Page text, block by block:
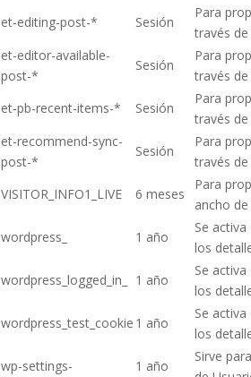
et-editing-post-*
Sesión
Para
través de
et-editor-available-
post-*
Sesión
Para
través de
et-pb-recent-items-*
Sesión
Para
través de
et-recommend-sync-
post-*
Sesión
Para
través de
VISITOR_INFO1_LIVE
6 meses
Para
ancho de
wordpress_
1 año
Se
los
wordpress_logged_in_
1 año
Se
los
wordpress_test_cookie 1 año
Se
los
wp-settings-
1 año
Sirve